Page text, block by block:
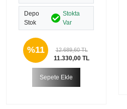
Depo
Stok
Stokta
Var
%11 12.689,60 TL
11.330,00 TL
Sepete Ekle